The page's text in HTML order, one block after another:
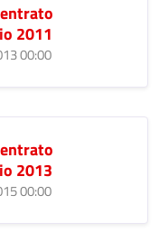
2011
00:00
2013
00:00